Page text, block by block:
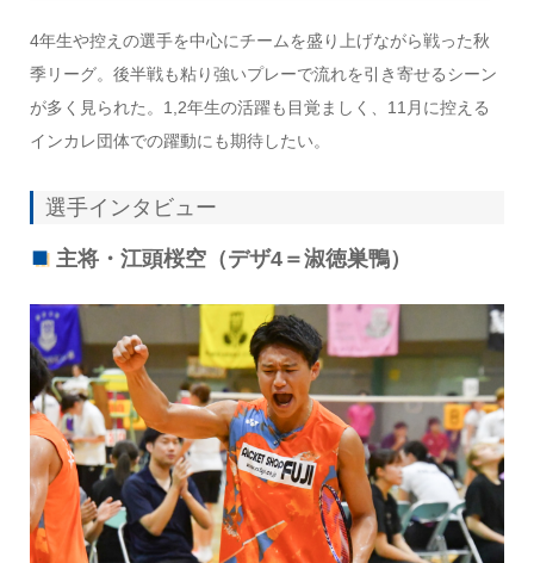
4年生や控えの選手を中心にチームを盛り上げながら戦った秋
季リーグ。後半戦も粘り強いプレーで流れを引き寄せるシーン
が多く見られた。1,2年生の活躍も目覚ましく、11月に控える
インカレ団体での躍動にも期待したい。
選手インタビュー
主将・江頭桜空（デザ4＝淑徳巣鴨）